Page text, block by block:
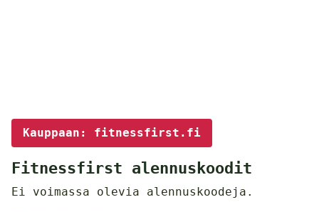
Kauppaan: fitnessfirst.fi
Fitnessfirst alennuskoodit
Ei voimassa olevia alennuskoodeja.